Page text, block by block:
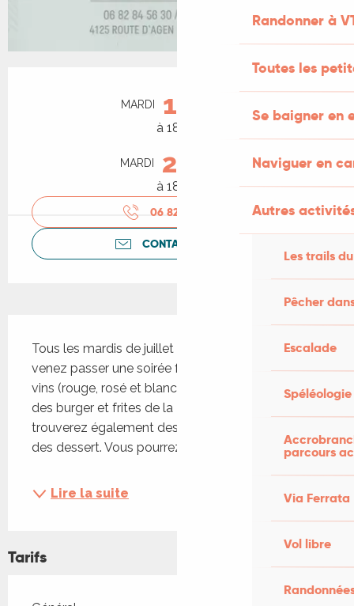
Randonner à
Toutes les
Se baigner en
Naviguer en
Autres
Les trails
Pêcher
Escalade
Spéléologie
parcours
Via Ferrata
Vol libre
Ouverture et coordonnées
MARDI 11
à 18:30
MARDI 25
à 18:30
06 82 84 56
CONTACTEZ-NOUS
Tous les mardis de juillet - août (sauf le 14 juillet),
venez passer une soirée festive en dégustant des
vins (rouge, rosé et blanc), Vous pouvez acheter
des burger et frites de la Pause Gourmande. Vous
trouverez également des assiettes fraicheurs et
des dessert. Vous pourrez participer au concours...
Lire la suite
Tarifs